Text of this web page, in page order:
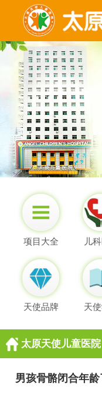
项目大全 儿
天使品牌 天
太原天使儿童医院
男孩骨骼闭合年